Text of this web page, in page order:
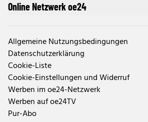
Online Netzwerk oe24
Allgemeine Nutzungsbedingungen
Datenschutzerklärung
Cookie-Liste
Cookie-Einstellungen und Widerruf
Werben im oe24-Netzwerk
Werben auf oe24TV
Pur-Abo